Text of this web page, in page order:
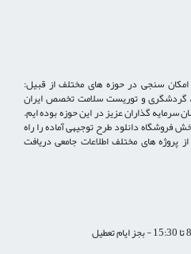
سنجی در حوزه های مختلف از قبیل:
گردشگری و توریست سلامت تخصص ایران
1386 خدمات رسان سرمایه گذاران عزیز در این حوزه بوده ایم.
فروشگاه دانلود طرح توجیهی آماده را راه
پروژه های مختلف اطلاعات جامعی دریافت